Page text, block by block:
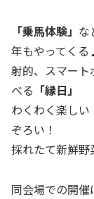
「乗馬体験」 な
年もやってくる
射的、スマー
べる 「縁日」
わくわく楽しい
ぞろい！
採れたて新鮮野
同会場での開